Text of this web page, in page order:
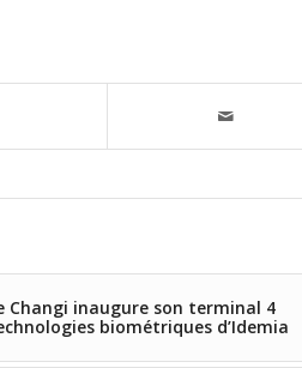
Changi inaugure son terminal 4
biométriques d’Idemia